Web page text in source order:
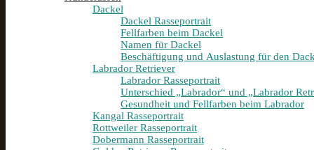
Dackel
Dackel Rasseportrait
Fellfarben beim Dackel
Namen für Dackel
Beschäftigung und Auslastung für den
Labrador Retriever
Labrador Rasseportrait
Unterschied „Labrador“ und „Labrador
Gesundheit und Fellfarben beim Labrador
Kangal Rasseportrait
Rottweiler Rasseportrait
Dobermann Rasseportrait